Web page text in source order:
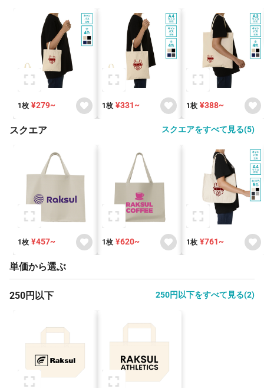
1枚 ¥279~ 1枚 ¥331~ 1枚 ¥388~
スクエア スクエアをすべて見る(5)
1枚 ¥457~ 1枚 ¥620~ 1枚 ¥761~
単価から選ぶ
250円以下 250円以下をすべて見る(2)